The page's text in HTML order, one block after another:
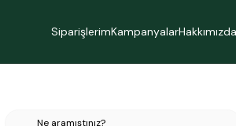
SiparişlerimKampanyalarHakkımızda